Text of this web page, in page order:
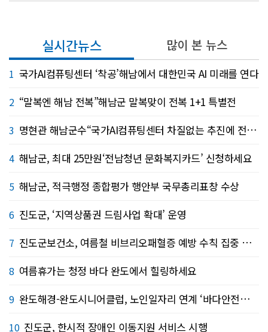
실시간뉴스 많이 본 뉴스
1 국가AI컴퓨팅센터 ‘착공’해남에서 대한민국 AI 미래를 연다
2 “말복엔 해남 전복”해남군 말복맞이 전복 1+1 특별전
3 명현관 해남군수“국가AI컴퓨팅센터 차질없는 추진에 전력 지원”
4 해남군, 최대 25만원‘전남청년 문화복지카드’ 신청하세요
5 해남군, 적극행정 종합평가 행안부 국무총리표창 수상
6 진도군, ‘지역상품권 드림사업 확대’ 운영
7 진도군보건소, 여름철 비브리오패혈증 예방 수칙 집중 홍보
8 여름휴가는 청정 바다 완도에서 힐링하세요
9 완도해경-완도시니어클럽, 노인일자리 연계 ‘바다안전지킴이’ 운영
10 진도군, 한시적 장애인 이동지원 서비스 시행